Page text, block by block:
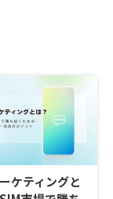
ケティングと